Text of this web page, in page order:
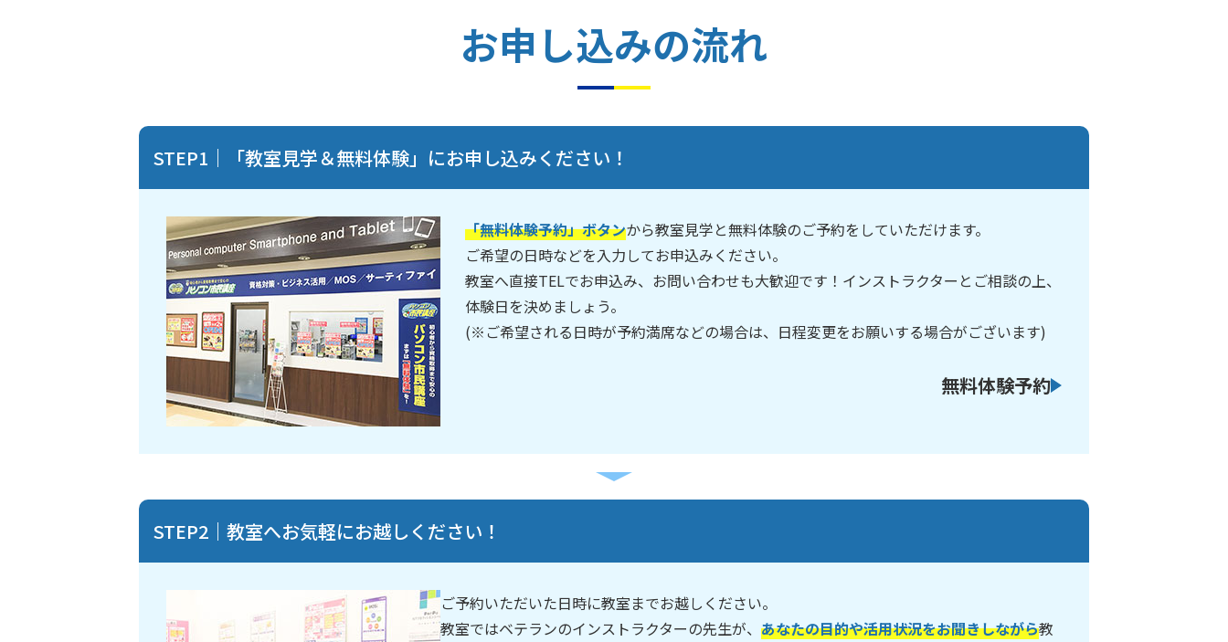
お申し込みの流れ
STEP1｜「教室見学＆無料体験」にお申し込みください！
「無料体験予約」ボタンから教室見学と無料体験のご予約をしていただけます。
ご希望の日時などを入力してお申込みください。
教室へ直接TELでお申込み、お問い合わせも大歓迎です！インストラクターとご相談の上、
体験日を決めましょう。
(※ご希望される日時が予約満席などの場合は、日程変更をお願いする場合がございます)
無料体験予約
STEP2｜教室へお気軽にお越しください！
ご予約いただいた日時に教室までお越しください。
教室ではベテランのインストラクターの先生が、 あなたの目的や活用状況をお聞きしながら教